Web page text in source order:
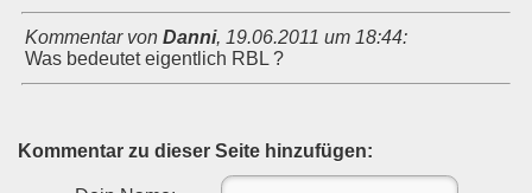
Kommentar von Danni, 19.06.2011 um 18:44:
Was bedeutet eigentlich RBL ?
Kommentar zu dieser Seite hinzufügen: